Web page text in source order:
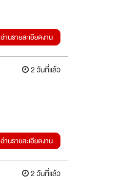
อ่านรายละเอียดงาน
2 วันที่แล้ว
อ่านรายละเอียดงาน
2 วันที่แล้ว